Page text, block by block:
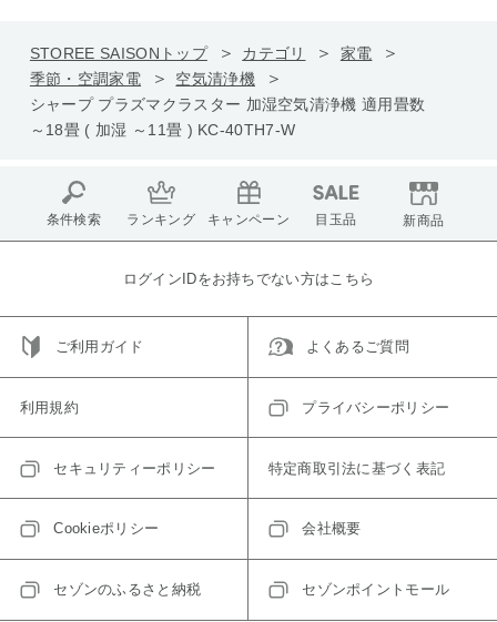
STOREE SAISONトップ カテゴリ
家電
季節・空調家電
空気清浄機
シャープ プラズマクラスター 加湿空気清浄機 適用畳数
～18畳 ( 加湿 ～11畳 ) KC-40TH7-W
条件検索 ランキング キャンペーン 目玉品 新商品
ログインIDをお持ちでない方はこちら
ご利用ガイド よくあるご質問
利用規約 プライバシーポリシー
セキュリティーポリシー 特定商取引法に基づく表記
Cookieポリシー 会社概要
セゾンのふるさと納税 セゾンポイントモール